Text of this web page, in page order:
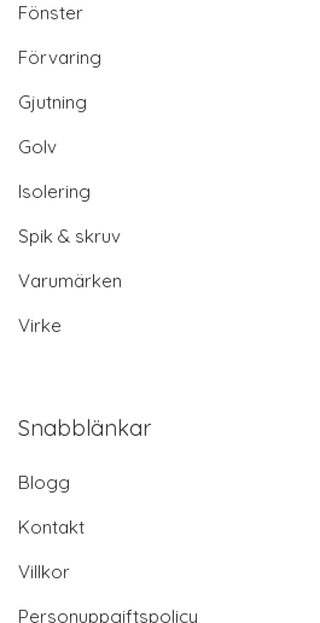
Fönster
Förvaring
Gjutning
Golv
Isolering
Spik & skruv
Varumärken
Virke
Snabblänkar
Blogg
Kontakt
Villkor
Personuppgiftspolicy